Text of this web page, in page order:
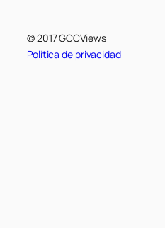
© 2017 GCCViews
Política de privacidad